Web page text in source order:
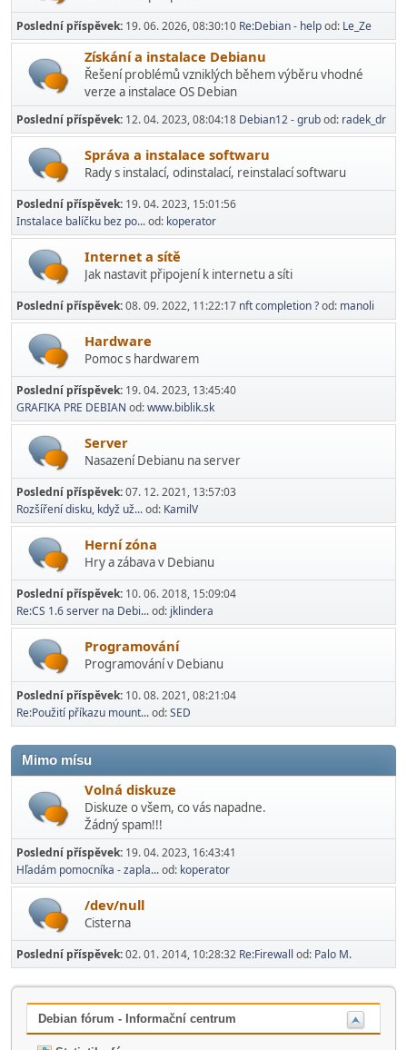
Poslední příspěvek: 19. 06. 2026, 08:30:10 Re:Debian - helpod: Le_Ze
Získání a instalace Debianu
Řešení problémů vzniklých během výběru vhodné
verze a instalace OS Debian
Poslední příspěvek: 12. 04. 2023, 08:04:18 Debian12 - grubod: radek_dr
Správa a instalace softwaru
Rady s instalací­, odinstalací, reinstalací softwaru
Poslední příspěvek: 19. 04. 2023, 15:01:56
Instalace balíčku bez po...od: koperator
Internet a sítě
Jak nastavit připojení k internetu a síti
Poslední příspěvek:08. 09. 2022, 11:22:17 nft completion ?od: manoli
Hardware
Pomoc s hardwarem
Poslední příspěvek: 19. 04. 2023, 13:45:40
GRAFIKA PRE DEBIAN od:www.biblik.sk
Server
Nasazení Debianu na server
Poslední příspěvek:07. 12. 2021, 13:57:03
Rozšíření disku, když už...od: KamilV
Herní­ zóna
Hry a zábava v Debianu
Poslední příspěvek: 10. 06. 2018, 15:09:04
Re:CS 1.6 server na Debi...od: jklindera
Programování
Programování v Debianu
Poslední příspěvek: 10. 08. 2021, 08:21:04
Re:Použití příkazu mount...od:SED
Mimo mí­su
Volná diskuze
Diskuze o všem, co vás napadne.
Žádný spam!!!
Poslední příspěvek: 19. 04. 2023, 16:43:41
Hľadám pomocníka - zapla...od: koperator
/dev/null
Cisterna
Poslední příspěvek:02. 01. 2014, 10:28:32 Re:Firewall od: Palo M.
Debian fórum - Informační centrum